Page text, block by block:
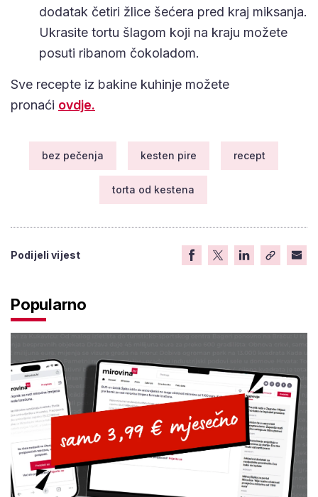
dodatak četiri žlice šećera pred kraj miksanja.
Ukrasite tortu šlagom koji na kraju možete
posuti ribanom čokoladom.
Sve recepte iz bakine kuhinje možete
pronaći ovdje.
bez pečenja kesten pire recept
torta od kestena
Podijeli vijest
Popularno